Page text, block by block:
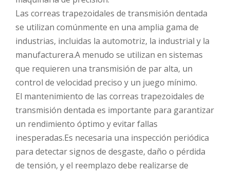
Las correas trapezoidales de transmisión dentada
se utilizan comúnmente en una amplia gama de
industrias, incluidas la automotriz, la industrial y la
manufacturera.A menudo se utilizan en sistemas
que requieren una transmisión de par alta, un
control de velocidad preciso y un juego mínimo.
El mantenimiento de las correas trapezoidales de
transmisión dentada es importante para garantizar
un rendimiento óptimo y evitar fallas
inesperadas.Es necesaria una inspección periódica
para detectar signos de desgaste, daño o pérdida
de tensión, y el reemplazo debe realizarse de